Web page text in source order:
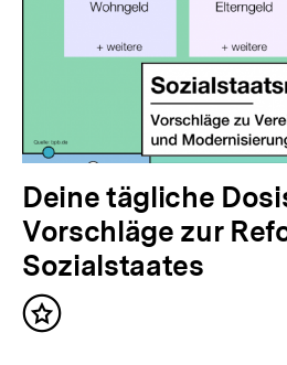
Deine tägliche
Vorschläge zur
Sozialstaates
Inhalt